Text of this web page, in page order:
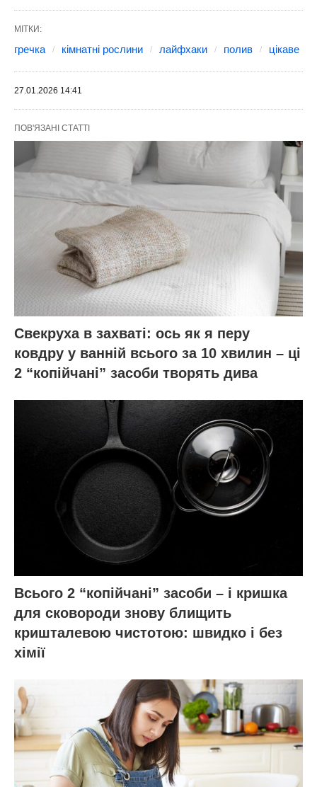
МІТКИ:
гречка кімнатні рослини лайфхаки полив цікаве
27.01.2026 14:41
ПОВ'ЯЗАНІ СТАТТІ
Свекруха в захваті: ось як я перу
ковдру у ванній всього за 10 хвилин – ці
2 “копійчані” засоби творять дива
Всього 2 “копійчані” засоби – і кришка
для сковороди знову блищить
кришталевою чистотою: швидко і без
хімії